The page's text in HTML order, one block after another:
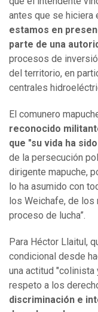
antes que se hiciera
estamos en
parte de una
procesos de
del territorio, en
centrales
El comunero
reconocido
que "su vida ha
de la persecución
dirigente mapuche,
lo ha asumido con
los Weichafe, de
proceso de lucha”.
Para Héctor Llaitul,
condicional desde
una actitud "colinista
respeto a los
discriminación e